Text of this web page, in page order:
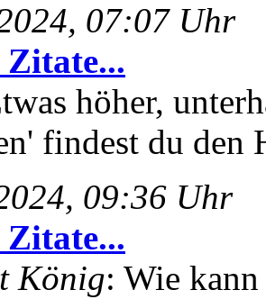
07:07 Uhr
Zitate...
höher,
findest du den
09:36 Uhr
Zitate...
König: Wie